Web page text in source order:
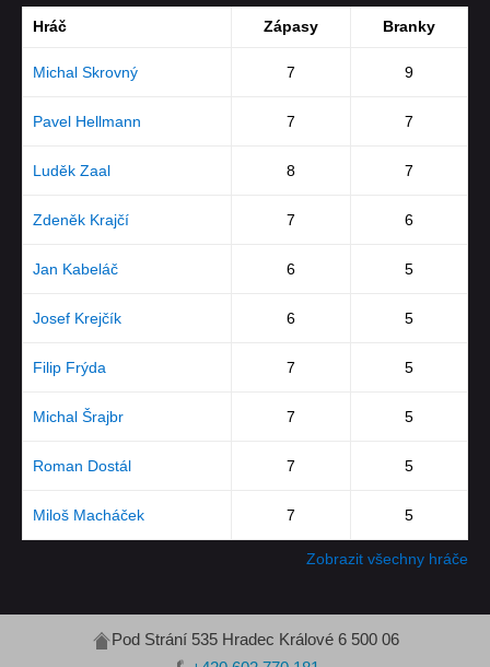
Hráč Zápasy Branky
Michal Skrovný 7 9
Pavel Hellmann 7 7
Luděk Zaal 8 7
Zdeněk Krajčí 7 6
Jan Kabeláč 6 5
Josef Krejčík 6 5
Filip Frýda 7 5
Michal Šrajbr 7 5
Roman Dostál 7 5
Miloš Macháček 7 5
Zobrazit všechny hráče
Pod Strání 535 Hradec Králové 6 500 06